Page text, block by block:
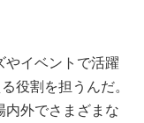
やイベントで活躍
役割を担うんだ。
内外でさまざまな